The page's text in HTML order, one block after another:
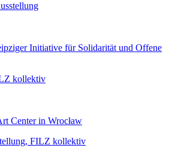
Initiative für Solidarität und Offene
kollektiv
Center in Wrocław
FILZ kollektiv